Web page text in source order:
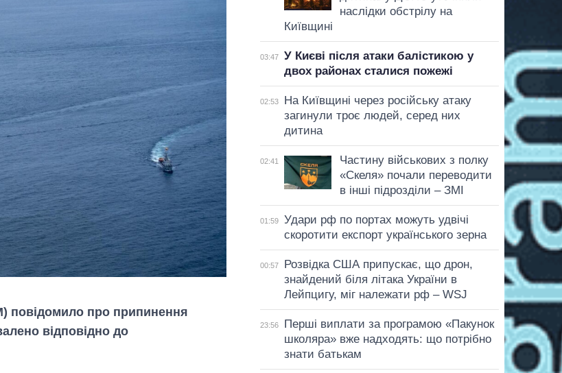
повідомило про припинення
відповідно до
наслідки обстрілу на
Київщині
03:47
У Києві після атаки балістикою у
двох районах сталися пожежі
02:53
На Київщині через російську атаку
загинули троє людей, серед них
дитина
02:41
Частину військових з полку
«Скеля» почали переводити
в інші підрозділи – ЗМІ
01:59
Удари рф по портах можуть удвічі
скоротити експорт українського зерна
00:57
Розвідка США припускає, що дрон,
знайдений біля літака України в
Лейпцигу, міг належати рф – WSJ
23:56
Перші виплати за програмою «Пакунок
школяра» вже надходять: що потрібно
знати батькам